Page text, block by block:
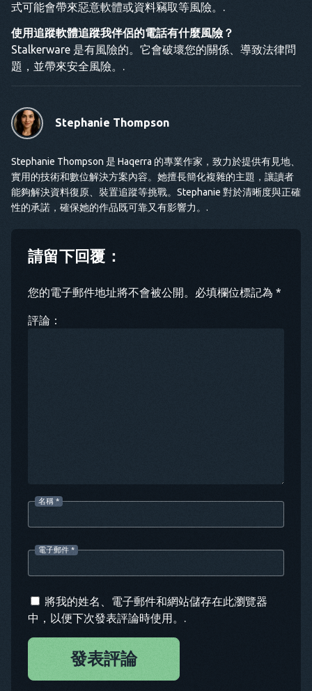
式可能會帶來惡意軟體或資料竊取等風險。.
使用追蹤軟體追蹤我伴侶的電話有什麼風險？
Stalkerware 是有風險的。它會破壞您的關係、導致法律問
題，並帶來安全風險。.
Stephanie Thompson
Stephanie Thompson 是 Haqerra 的專業作家，致力於提供有見地、
實用的技術和數位解決方案內容。她擅長簡化複雜的主題，讓讀者
能夠解決資料復原、裝置追蹤等挑戰。Stephanie 對於清晰度與正確
性的承諾，確保她的作品既可靠又有影響力。.
請留下回覆：
您的電子郵件地址將不會被公開。必填欄位標記為 *
評論：
名稱 *
電子郵件 *
將我的姓名、電子郵件和網站儲存在此瀏覽器
中，以便下次發表評論時使用。.
發表評論